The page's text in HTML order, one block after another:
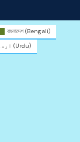
বাংলাদেশ (Bengali)
(Urdu)